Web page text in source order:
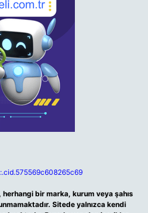
bir marka, kurum veya şahıs
Sitede yalnızca kendi